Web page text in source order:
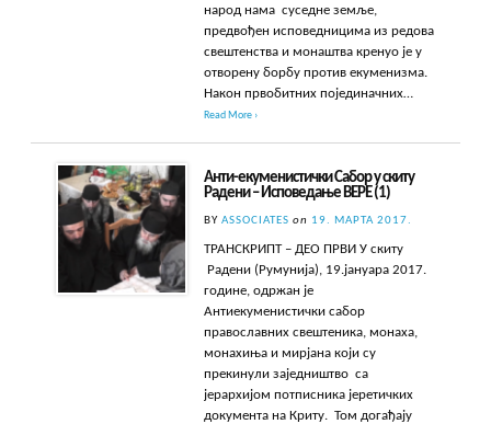
народ нама суседне земље,
предвођен исповедницима из редова
свештенства и монаштва кренуо је у
отворену борбу против екуменизма.
Након првобитних појединачних…
Read More ›
Анти-екуменистички Сабор у скиту
Радени – Исповедање ВЕРЕ (1)
BYASSOCIATES on 19. МАРТА 2017.
ТРАНСКРИПТ – ДЕО ПРВИ У скиту
Радени (Румунија), 19.јануара 2017.
године, одржан је
Антиекуменистички сабор
православних свештеника, монаха,
монахиња и мирјана који су
прекинули заједништво са
јерархијом потписника јеретичких
документа на Криту. Том догађају